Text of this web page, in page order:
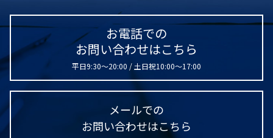
お電話での
お問い合わせはこちら
平日9:30～20:00 / 土日祝10:00～17:00
メールでの
お問い合わせはこちら